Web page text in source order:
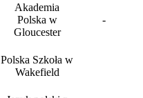
Akademia
Polska w
Gloucester
-
Polska Szkoła w
Wakefield